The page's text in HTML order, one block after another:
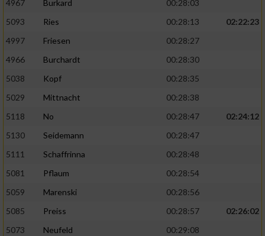
4967 Burkard
00:28:03
5093
Ries 00:28:13
02:22:23
4997
Friesen
00:28:27
4966
Burchardt
00:28:30
5038
Kopf
00:28:35
5029
Mittnacht
00:28:38
5118
No 00:28:47
02:24:12
5130
Seidemann
00:28:47
5111
Schaffrinna
00:28:48
5081
Pflaum
00:28:54
5059
Marenski
00:28:56
5085
Preiss 00:28:57
02:26:02
5073
Neufeld
00:29:08